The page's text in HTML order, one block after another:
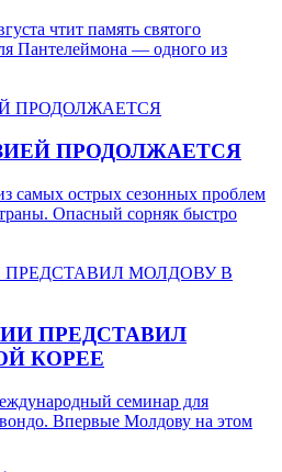
чтит память святого
Пантелеймона — одного из
ПРОДОЛЖАЕТСЯ
самых острых сезонных проблем
Опасный сорняк быстро
ПРЕДСТАВИЛ
КОРЕЕ
семинар для
Впервые Молдову на этом